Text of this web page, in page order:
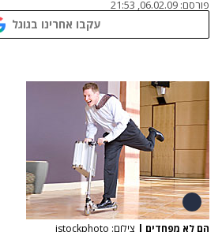
פורסם: 06.02.09, 21:53
עקבו אחרינו בגוגל
הם לא מפחדים | צילום: istockphoto